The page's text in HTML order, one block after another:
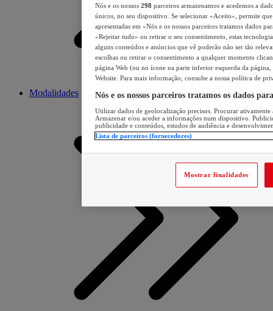
Modalidades
Nós e os nossos 298 parceiros armazenamos e acedemos a
únicos, no seu dispositivo. Se selecionar «Aceito», permite
apresentadas em «Nós e os nossos parceiros tratamos dados
«Rejeitar tudo» ou retirar o seu consentimento, estas
alguns conteúdos e anúncios que vê poderão não ser tão
escolhas ou retirar o consentimento a qualquer momento
página Web (ou no ícone na parte inferior esquerda da página,
Website. Para mais informação, consulte a nossa política de
Nós e os nossos parceiros tratamos os dados
Utilizar dados de geolocalização precisos. Procurar
Armazenar e/ou aceder a informações num dispositivo.
publicidade e conteúdos, estudos de audiência e
Lista de parceiros (fornecedores)
Mostrar finalidades